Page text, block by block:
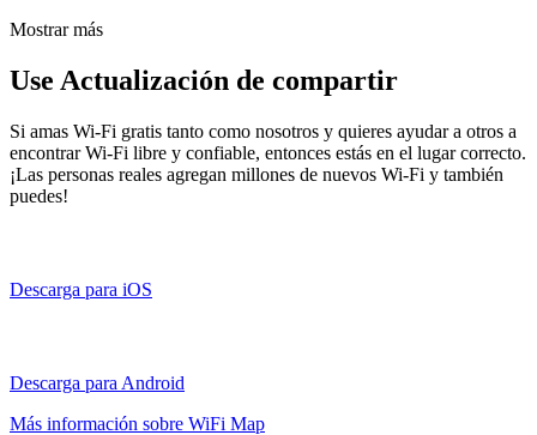
Mostrar más
Use Actualización de compartir
Si amas Wi-Fi gratis tanto como nosotros y quieres ayudar a otros a
encontrar Wi-Fi libre y confiable, entonces estás en el lugar correcto.
¡Las personas reales agregan millones de nuevos Wi-Fi y también
puedes!
Descarga para iOS
Descarga para Android
Más información sobre WiFi Map